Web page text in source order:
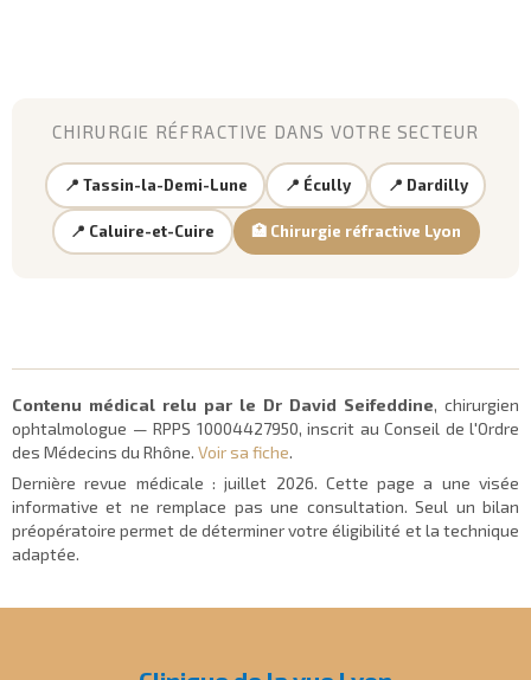
CHIRURGIE RÉFRACTIVE DANS VOTRE SECTEUR
📍 Tassin-la-Demi-Lune 📍 Écully 📍 Dardilly
📍 Caluire-et-Cuire 🏥 Chirurgie réfractive Lyon
Contenu médical relu par le Dr David Seifeddine, chirurgien
ophtalmologue — RPPS 10004427950, inscrit au Conseil de l'Ordre
des Médecins du Rhône. Voir sa fiche.
Dernière revue médicale :juillet 2026. Cette page a une visée
informative et ne remplace pas une consultation. Seul un bilan
préopératoire permet de déterminer votre éligibilité et la technique
adaptée.